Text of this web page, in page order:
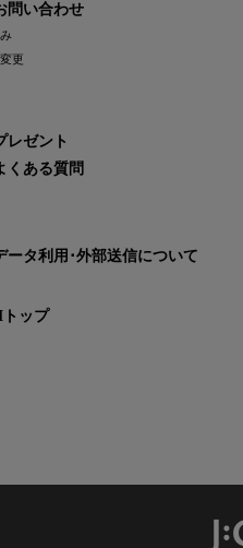
問い合わせ
更
レゼント
くある質問
ータ利用･外部送信について
ップ